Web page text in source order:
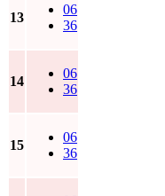
13
06
36
14
06
36
15
06
36